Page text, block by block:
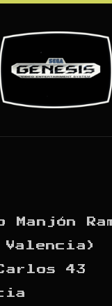
Valencia)
43